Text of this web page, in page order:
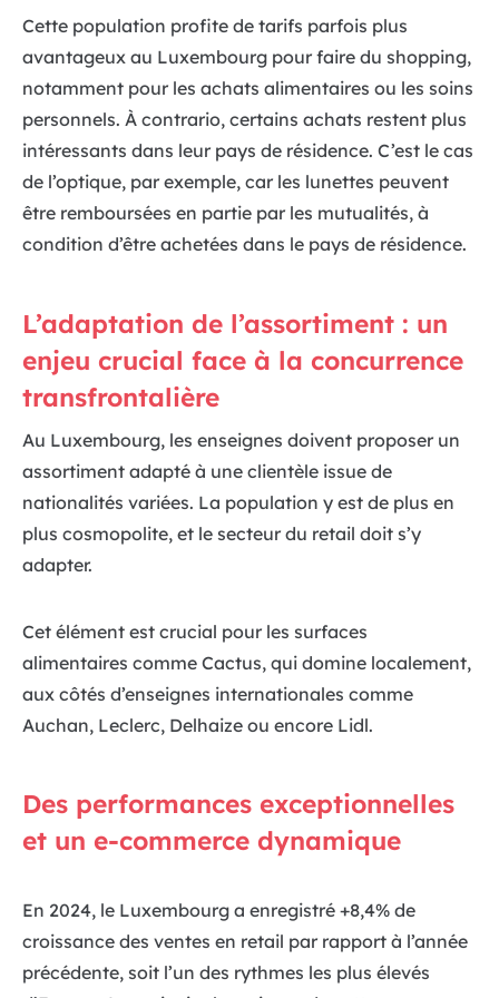
Cette population profite de tarifs parfois plus
avantageux au Luxembourg pour faire du shopping,
notamment pour les achats alimentaires ou les soins
personnels. À contrario, certains achats restent plus
intéressants dans leur pays de résidence. C’est le cas
de l’optique, par exemple, car les lunettes peuvent
être remboursées en partie par les mutualités, à
condition d’être achetées dans le pays de résidence.
L’adaptation de l’assortiment : un
enjeu crucial face à la concurrence
transfrontalière
Au Luxembourg, les enseignes doivent proposer un
assortiment adapté à une clientèle issue de
nationalités variées. La population y est de plus en
plus cosmopolite, et le secteur du retail doit s’y
adapter.
Cet élément est crucial pour les surfaces
alimentaires comme Cactus, qui domine localement,
aux côtés d’enseignes internationales comme
Auchan, Leclerc, Delhaize ou encore Lidl.
Des performances exceptionnelles
et un e-commerce dynamique
En 2024, le Luxembourg a enregistré +8,4% de
croissance des ventes en retail par rapport à l’année
précédente, soit l’un des rythmes les plus élevés